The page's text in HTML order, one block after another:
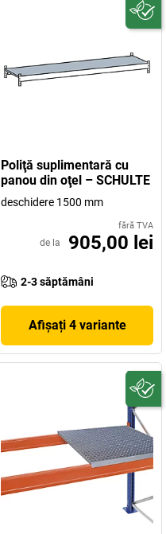
Poliţă suplimentară cu
panou din oţel – SCHULTE
deschidere 1500 mm
fără TVA
de la 905,00 lei
2-3 săptămâni
Afișați 4 variante